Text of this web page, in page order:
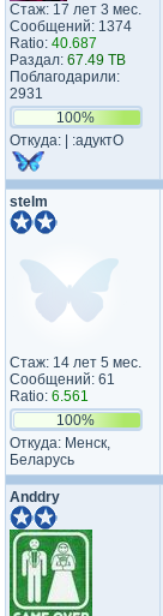
Стаж: 17 лет 3 мес.
Сообщений: 1374
Ratio: 40.687
Раздал: 67.49 TB
Поблагодарили:
2931
100%
Откуда: | :адуктО
stelm
Стаж: 14 лет 5 мес.
Сообщений: 61
Ratio: 6.561
100%
Откуда: Менск,
Беларусь
Anddry